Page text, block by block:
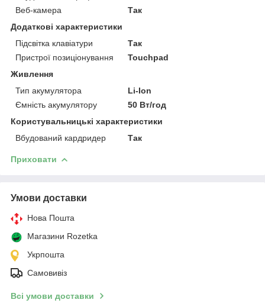
Веб-камера
Так
Додаткові характеристики
Підсвітка клавіатури
Так
Пристрої позиціонування
Touchpad
Живлення
Тип акумулятора
Li-Ion
Ємність акумулятору
50 Вт/год
Користувальницькі характеристики
Вбудований кардридер
Так
Приховати
Умови доставки
Нова Пошта
Магазини Rozetka
Укрпошта
Самовивіз
Всі умови доставки